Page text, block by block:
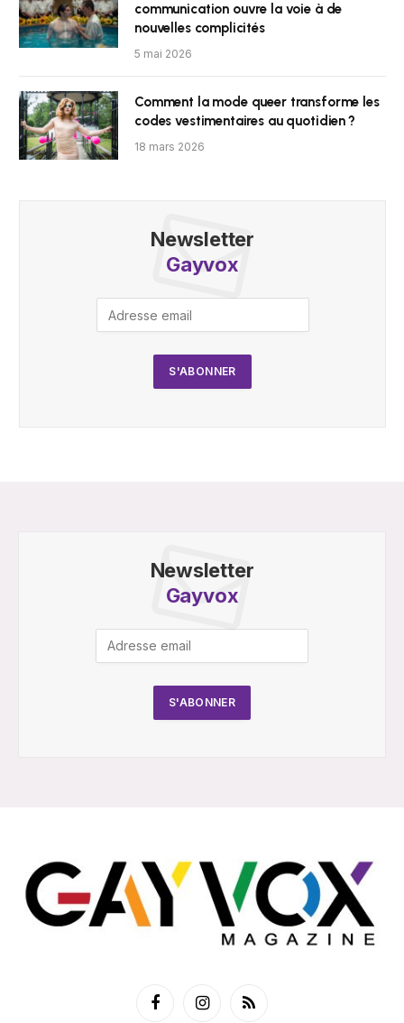
communication ouvre la voie à de
nouvelles complicités
5 mai 2026
Comment la mode queer transforme les
codes vestimentaires au quotidien ?
18 mars 2026
Newsletter
Gayvox
Newsletter
Gayvox
FacebookInstagramRSS